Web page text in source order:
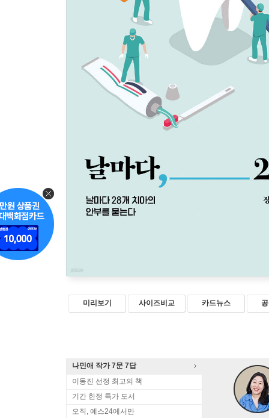
미리보기 사이즈비교 카드뉴스
나민애 작가 7문 7답
이동진 선정 최고의 책
기간 한정 특가 도서
오직, 예스24에서만